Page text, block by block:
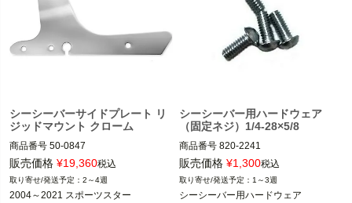
シーシーバーサイドプレート リ
ジッドマウント クローム
商品番号 50-0847
2004～2021 スポーツスター
販売価格 ¥19,360税込
2～4週
2004～2021 スポーツスター
シーシーバー用ハードウェア
（固定ネジ）1/4-28×5/8
商品番号 820-2241
HardDrive（ハードドライブ）
販売価格 ¥1,300税込
1～3週
シーシーバー用ハードウェア